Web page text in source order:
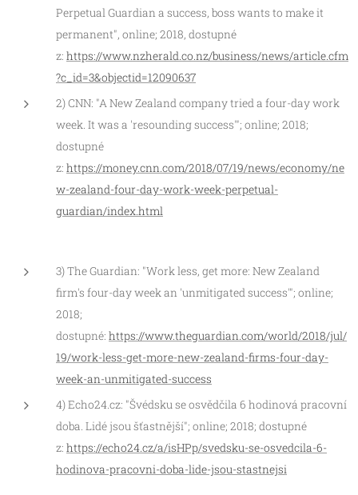
Perpetual Guardian a success, boss wants to make it
permanent", online; 2018, dostupné
z: https://www.nzherald.co.nz/business/news/article.cfm
?c_id=3&objectid=12090637
2) CNN: "A New Zealand company tried a four-day work
week. It was a 'resounding success'"; online; 2018;
dostupné
z: https://money.cnn.com/2018/07/19/news/economy/ne
w-zealand-four-day-work-week-perpetual-
guardian/index.html
3) The Guardian: "Work less, get more: New Zealand
firm's four-day week an 'unmitigated success'"; online;
2018;
dostupné: https://www.theguardian.com/world/2018/jul/
19/work-less-get-more-new-zealand-firms-four-day-
week-an-unmitigated-success
4) Echo24.cz: "Švédsku se osvědčila 6 hodinová pracovní
doba. Lidé jsou šťastnější"; online; 2018; dostupné
z: https://echo24.cz/a/isHPp/svedsku-se-osvedcila-6-
hodinova-pracovni-doba-lide-jsou-stastnejsi